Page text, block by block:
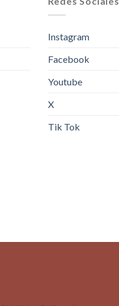
Instagram
Facebook
Youtube
X
Tik Tok